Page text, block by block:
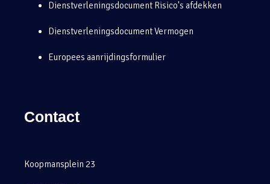
Dienstverleningsdocument Risico's afdekken
Dienstverleningsdocument Vermogen
Europees aanrijdingsformulier
Contact
Koopmansplein 23